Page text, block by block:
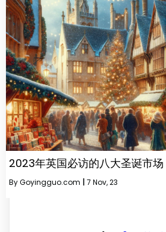
2023年英国必访的八大圣诞市场
ByGoyingguo.com 7 Nov, 23